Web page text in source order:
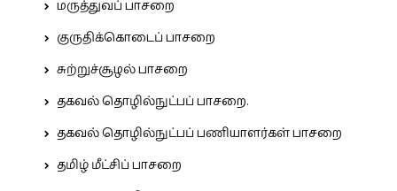
மருத்துவப் பாசறை
குருதிக்கொடைப் பாசறை
சுற்றுச்சூழல் பாசறை
தகவல் தொழில்நுட்பப் பாசறை.
தகவல் தொழில்நுட்பப் பணியாளர்கள் பாசறை
தமிழ் மீட்சிப் பாசறை